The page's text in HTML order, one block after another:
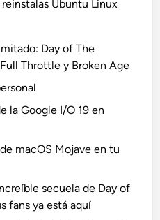
Ubuntu Linux
Day of The
Throttle y Broken Age
la Google I/O 19 en
macOS Mojave en tu
secuela de Day of
fans ya está aquí